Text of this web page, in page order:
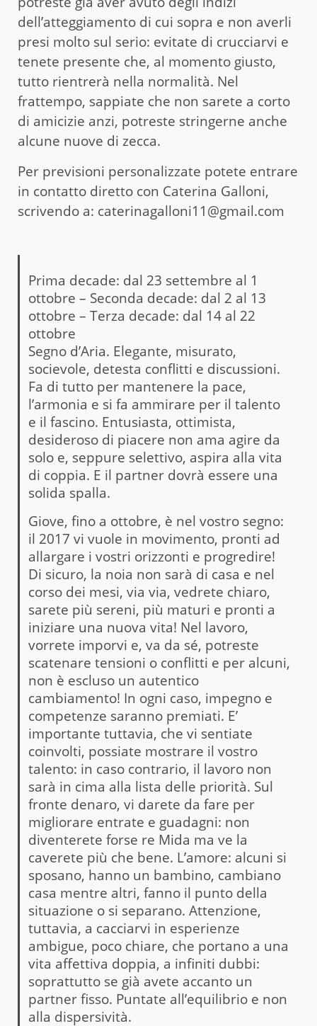
dell’atteggiamento di cui sopra e non averli
presi molto sul serio: evitate di crucciarvi e
tenete presente che, al momento giusto,
tutto rientrerà nella normalità. Nel
frattempo, sappiate che non sarete a corto
di amicizie anzi, potreste stringerne anche
alcune nuove di zecca.
Per previsioni personalizzate potete entrare
in contatto diretto con Caterina Galloni,
scrivendo a: caterinagalloni11@gmail.com
Prima decade: dal 23 settembre al 1
ottobre – Seconda decade: dal 2 al 13
ottobre – Terza decade: dal 14 al 22
ottobre
Segno d’Aria. Elegante, misurato,
socievole, detesta conflitti e discussioni.
Fa di tutto per mantenere la pace,
l’armonia e si fa ammirare per il talento
e il fascino. Entusiasta, ottimista,
desideroso di piacere non ama agire da
solo e, seppure selettivo, aspira alla vita
di coppia. E il partner dovrà essere una
solida spalla.
Giove, fino a ottobre, è nel vostro segno:
il 2017 vi vuole in movimento, pronti ad
allargare i vostri orizzonti e progredire!
Di sicuro, la noia non sarà di casa e nel
corso dei mesi, via via, vedrete chiaro,
sarete più sereni, più maturi e pronti a
iniziare una nuova vita! Nel lavoro,
vorrete imporvi e, va da sé, potreste
scatenare tensioni o conflitti e per alcuni,
non è escluso un autentico
cambiamento! In ogni caso, impegno e
competenze saranno premiati. E’
importante tuttavia, che vi sentiate
coinvolti, possiate mostrare il vostro
talento: in caso contrario, il lavoro non
sarà in cima alla lista delle priorità. Sul
fronte denaro, vi darete da fare per
migliorare entrate e guadagni: non
diventerete forse re Mida ma ve la
caverete più che bene. L’amore: alcuni si
sposano, hanno un bambino, cambiano
casa mentre altri, fanno il punto della
situazione o si separano. Attenzione,
tuttavia, a cacciarvi in esperienze
ambigue, poco chiare, che portano a una
vita affettiva doppia, a infiniti dubbi:
soprattutto se già avete accanto un
partner fisso. Puntate all’equilibrio e non
alla dispersività.